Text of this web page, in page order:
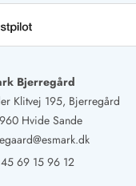
rolig
5 ud af 5
5 ud af 5
5 out of 5
14/10/2024
Bjerregård
Klitvej 195, Bjerregård
Hvide Sande
69 15 96 12